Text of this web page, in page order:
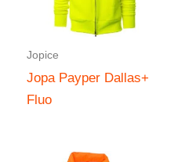
Jopice
Jopa Payper Dallas+
Fluo